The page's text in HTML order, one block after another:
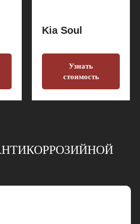
Kia Soul
Узнать
стоимость